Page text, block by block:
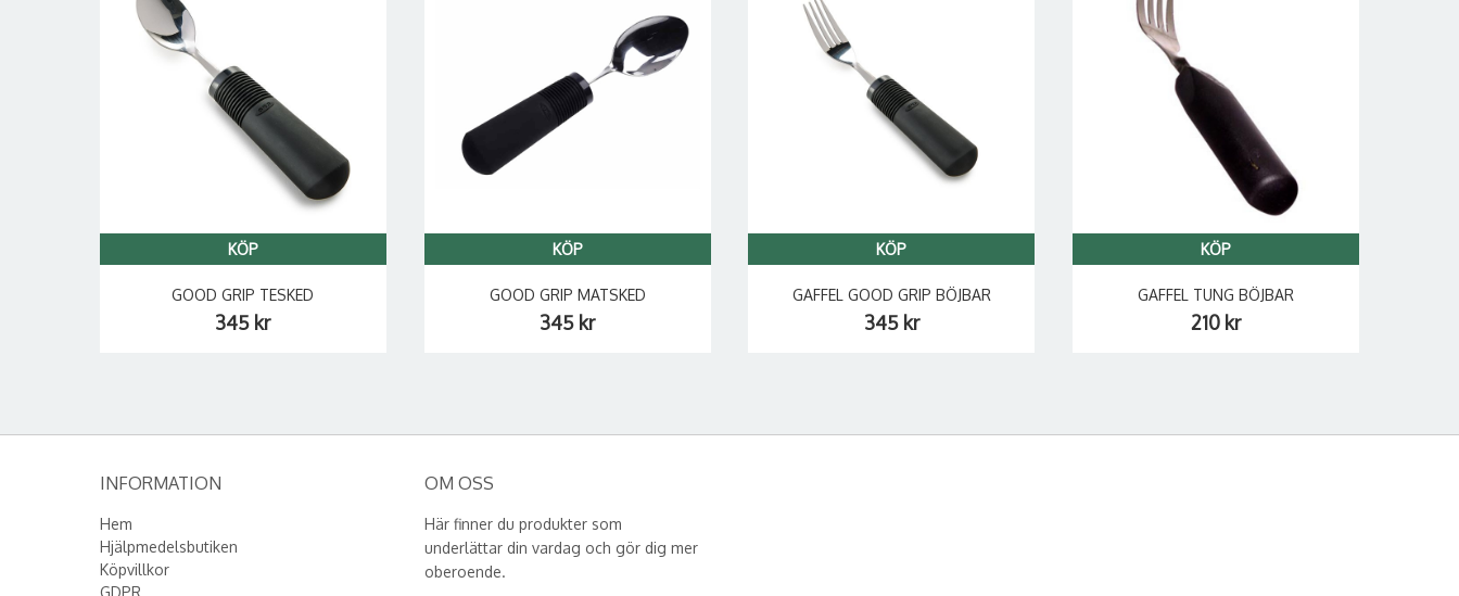
KÖP
GOOD GRIP TESKED
345 kr
KÖP
GOOD GRIP MATSKED
345 kr
KÖP
GAFFEL GOOD GRIP BÖJBAR
345 kr
KÖP
GAFFEL TUNG BÖJBAR
210 kr
INFORMATION
Hem
Hjälpmedelsbutiken
Köpvillkor
OM OSS
Här finner du produkter som
underlättar din vardag och gör dig mer
oberoende.